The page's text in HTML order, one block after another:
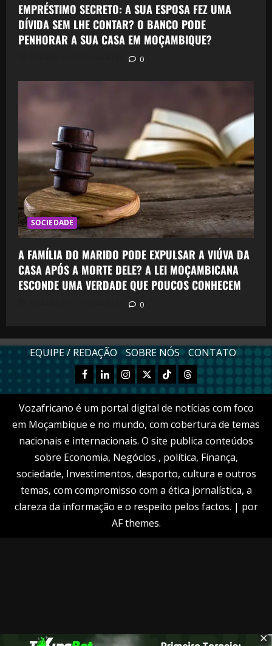
EMPRÉSTIMO SECRETO: A SUA ESPOSA FEZ UMA
DÍVIDA SEM LHE CONTAR? O BANCO PODE
PENHORAR A SUA CASA EM MOÇAMBIQUE?
0
SOCIEDADE
A FAMÍLIA DO MARIDO PODE EXPULSAR A VIÚVA DA
CASA APÓS A MORTE DELE? A LEI MOÇAMBICANA
ESCONDE UMA VERDADE QUE POUCOS CONHECEM
0
EQUIPE / REDAÇÃO SOBRE NÓS CONTATO
Facebook
LinkednInstagram
X TikTokThreads
Vozafricano é um portal digital de notícias com foco
em Moçambique e no mundo, com cobertura de temas
nacionais e internacionais. O site publica conteúdos
sobre Economia, Negócios , política, Finança,
sociedade, Investimentos, desporto, cultura e outros
temas, com compromisso com a ética jornalística, a
clareza da informação e o respeito pelos factos. | por
AF themes.